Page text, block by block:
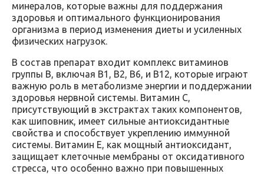
минералов, которые важны для поддержания
здоровья и оптимального функционирования
организма в период изменения диеты и усиленных
физических нагрузок.
В состав препарат входит комплекс витаминов
группы B, включая B1, B2, B6, и B12, которые играют
важную роль в метаболизме энергии и поддержании
здоровья нервной системы. Витамин С,
присутствующий в экстрактах таких компонентов,
как шиповник, имеет сильные антиоксидантные
свойства и способствует укреплению иммунной
системы. Витамин Е, как мощный антиоксидант,
защищает клеточные мембраны от оксидативного
стресса, что особенно важно при повышенных